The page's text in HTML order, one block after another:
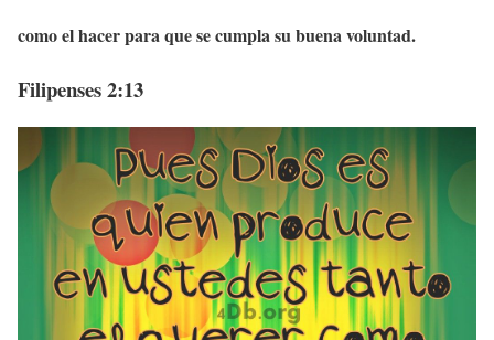
como el hacer para que se cumpla su buena voluntad.
Filipenses 2:13